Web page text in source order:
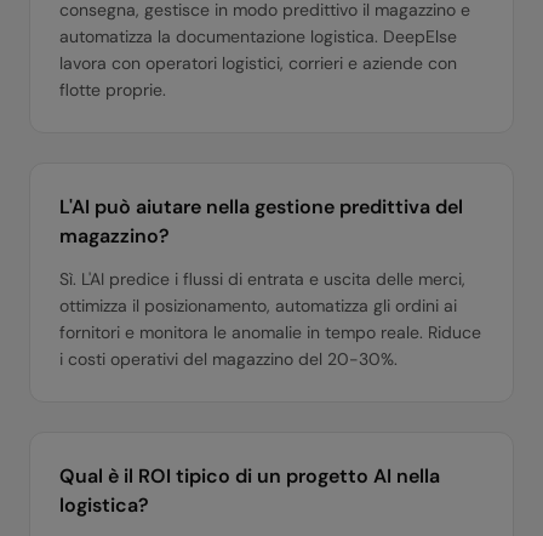
consegna, gestisce in modo predittivo il magazzino e
automatizza la documentazione logistica. DeepElse
lavora con operatori logistici, corrieri e aziende con
flotte proprie.
L'AI può aiutare nella gestione predittiva del
magazzino?
Sì. L'AI predice i flussi di entrata e uscita delle merci,
ottimizza il posizionamento, automatizza gli ordini ai
fornitori e monitora le anomalie in tempo reale. Riduce
i costi operativi del magazzino del 20-30%.
Qual è il ROI tipico di un progetto AI nella
logistica?